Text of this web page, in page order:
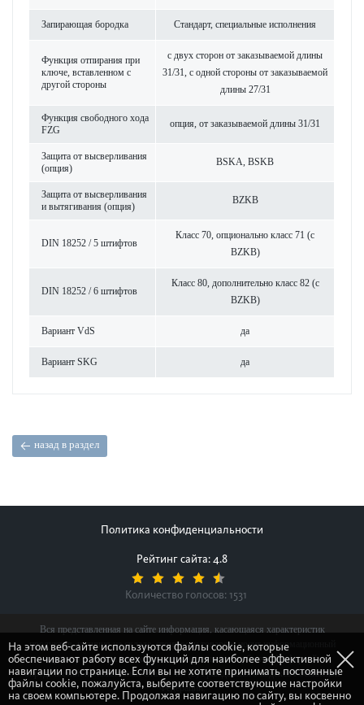
Запи­рающая бор­одка Стандарт, специальные исполнения
Функция отпирания при
ключе, встав­ленном с
другой стороны
с двух сторон от заказываемой длины
31/31, с одной стороны от заказываемой
длины 27/31
Функция свободного хода
FZG
опция, от заказываемой длины 31/31
Защита от высверливания
(опция)
BSKA, BSKB
Защита от высверливания
и вытя­гивания (опция)
BZKB
DIN 18252 / 5 штифтов
Класс 70, опцио­н­ально класс 71 (с
BZKB)
DIN 18252 / 6 штифтов
Класс 80, дополнительно класс 82 (с
BZKB)
Вар­иант VdS да
Вар­иант SKG да
назад в раздел
Политика конфиденциальности
Рейтинг сайта: 4.8
Количество голосов: 1531
Вся представленная на сайте информация, касающаяся характеристик
продуктов, наличия на складе, стоимости товаров, носит информационный
характер и ни при каких условиях не является публичной офертой,
определяемой положениями Статьи 437(2) Гражданского кодекса Российской
Федерации.
На этом веб-сайте используются файлы cookie, которые
обеспечивают работу всех функций для наиболее эффективной
навигации по странице. Если вы не хотите принимать постоянные
файлы cookie, пожалуйста, выберите соответствующие настройки
на своем компьютере. Продолжая навигацию по сайту, вы косвенно